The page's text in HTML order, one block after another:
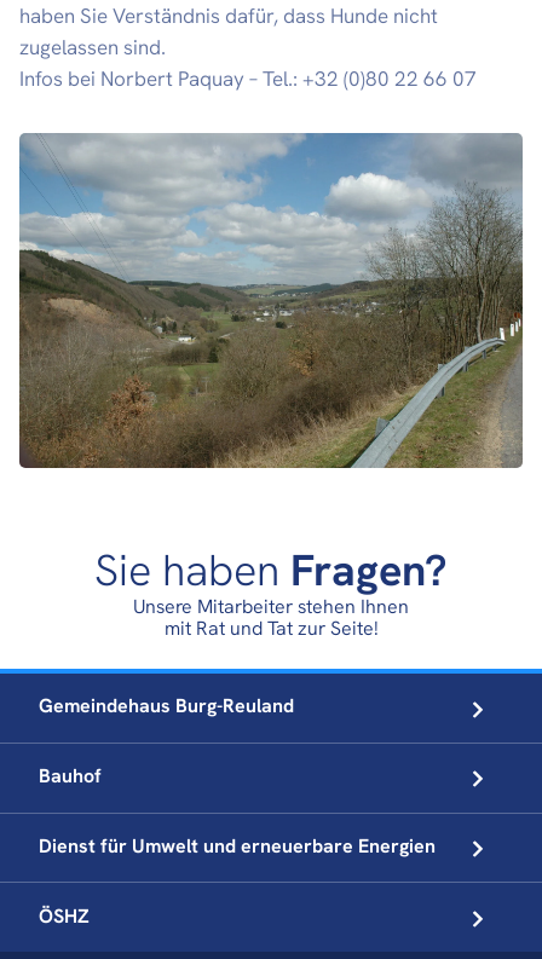
haben Sie Verständnis dafür, dass Hunde nicht
zugelassen sind.
Infos bei Norbert Paquay – Tel.: +32 (0)80 22 66 07
Sie haben Fragen?
Unsere Mitarbeiter stehen Ihnen
mit Rat und Tat zur Seite!
Gemeindehaus Burg-Reuland
Bauhof
Dienst für Umwelt underneuerbare Energien
ÖSHZ